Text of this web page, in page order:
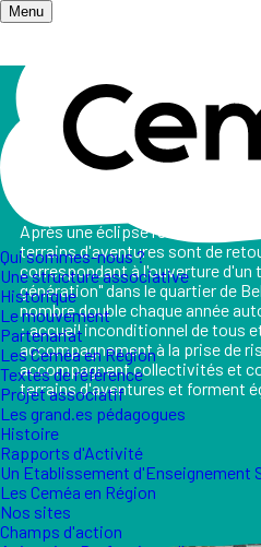
Menu
Qui sommes-nous ?
Une structure associative
Historique
Le mouvement
Partenariat
Les Ceméa en Région
Textes de référence
Projet associatif
Les grand.es pédagogues
Histoire
Rapports d'Activité
Un Etablissement d'Enseignement
Les Ceméa en Région
Nos sites
Champs d'action
Accueil/ Les champs d'action /
Terrain
Après une éclipse relative de
terrains d'aventures sont de
correspondant à l'ouverture d'un
génération" dans le quartier de
nombre double chaque année
: accueil inconditionnel de tous
accompagnement à la prise de
accompagnent collectivités et
terrains d'aventures et forment